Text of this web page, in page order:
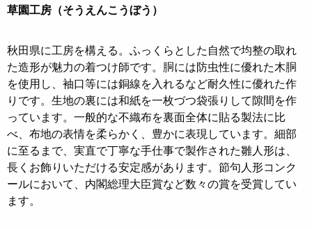
草園工房（そうえんこうぼう）
秋田県に工房を構える。ふっくらとした自然で均整の取れ
た造形が魅力の着つけ師です。胴には防虫性に優れた木胴
を使用し、袖口等には銅線を入れるなど耐久性に優れた作
りです。生地の裏には和紙を一枚づつ袋張りして隙間を作
っています。一般的な不織布を裏面全体に貼る製法に比
べ、布地の表情を柔らかく、豊かに表現しています。細部
に至るまで、実直で丁寧な手仕事で製作された雛人形は、
長くお飾りいただける安定感があります。節句人形コンク
ールにおいて、内閣総理大臣賞など数々の賞を受賞してい
ます。